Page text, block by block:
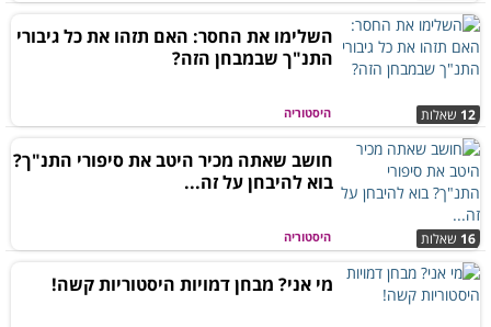
היסטוריה 12 שאלות
השלימו את החסר: האם תזהו את כל גיבורי
התנ"ך שבמבחן הזה?
היסטוריה 16 שאלות
חושב שאתה מכיר היטב את סיפורי התנ"ך?
בוא להיבחן על זה...
מי אני? מבחן דמויות היסטוריות קשה!